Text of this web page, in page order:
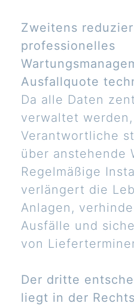
Zweitens
professionelles
Ausfallquote
Da alle Daten
verwaltet
Verantwortliche
über anstehende
Regelmäßige
verlängert die
Anlagen,
Ausfälle und
von
Der dritte
liegt in der